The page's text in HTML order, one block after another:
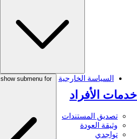
خدمات الأفراد
تصديق المستندات
وثيقة العودة
تواجدي
السياسة الخارجية show submenu for السياسة الخارجية